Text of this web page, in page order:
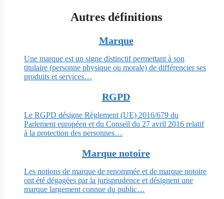
Autres définitions
Marque
Une marque est un signe distinctif permettant à son
titulaire (personne physique ou morale) de différencier ses
produits et services…
RGPD
Le RGPD désigne Règlement (UE) 2016/679 du
Parlement européen et du Conseil du 27 avril 2016 relatif
à la protection des personnes…
Marque notoire
Les notions de marque de renommée et de marque notoire
ont été dégagées par la jurisprudence et désignent une
marque largement connue du public…